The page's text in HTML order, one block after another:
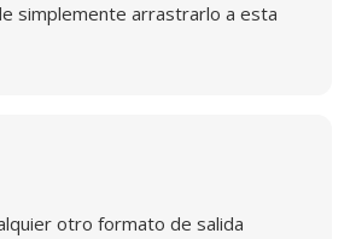
simplemente arrastrarlo a esta
otro formato de salida